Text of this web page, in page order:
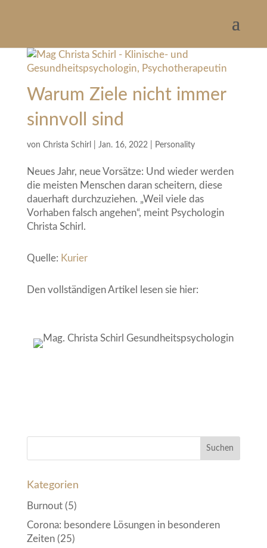
Warum Ziele nicht immer
sinnvoll sind
von Christa Schirl Jan. 16, 2022| Personality
Neues Jahr, neue Vorsätze: Und wieder werden
die meisten Menschen daran scheitern, diese
dauerhaft durchzuziehen. „Weil viele das
Vorhaben falsch angehen“, meint Psychologin
Christa Schirl.
Quelle: Kurier
Den vollständigen Artikel lesen sie hier:
Kategorien
Burnout(5)
Corona: besondere Lösungen in besonderen
Zeiten(25)